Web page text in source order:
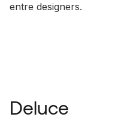
entre designers.
Deluce